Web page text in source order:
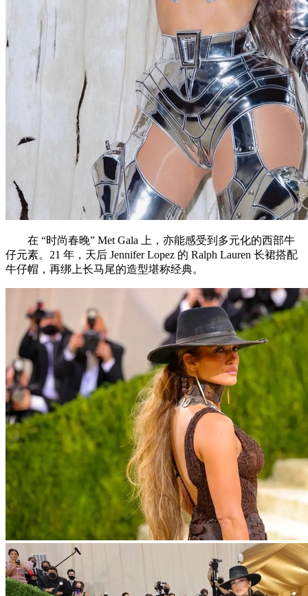
在 “时尚春晚” Met Gala 上，亦能感受到多元化的西部牛
仔元素。21 年，天后 Jennifer Lopez 的 Ralph Lauren 长裙搭配
牛仔帽，再绑上长马尾的造型堪称经典。